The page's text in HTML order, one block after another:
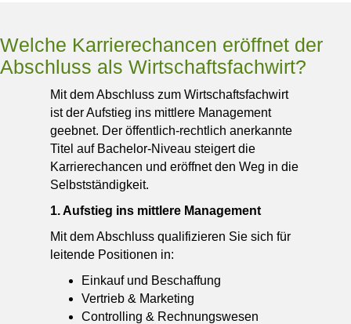
Welche Karrierechancen eröffnet der
Abschluss als Wirtschaftsfachwirt?
Mit dem Abschluss zum Wirtschaftsfachwirt
ist der Aufstieg ins mittlere Management
geebnet. Der öffentlich-rechtlich anerkannte
Titel auf Bachelor-Niveau steigert die
Karrierechancen und eröffnet den Weg in die
Selbstständigkeit.
1. Aufstieg ins mittlere Management
Mit dem Abschluss qualifizieren Sie sich für
leitende Positionen in:
Einkauf und Beschaffung
Vertrieb & Marketing
Controlling & Rechnungswesen